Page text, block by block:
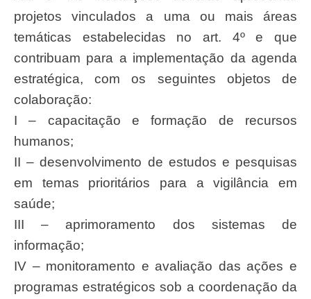
projetos vinculados a uma ou mais áreas
temáticas estabelecidas no art. 4º e que
contribuam para a implementação da agenda
estratégica, com os seguintes objetos de
colaboração:
I – capacitação e formação de recursos
humanos;
II – desenvolvimento de estudos e pesquisas
em temas prioritários para a vigilância em
saúde;
III – aprimoramento dos sistemas de
informação;
IV – monitoramento e avaliação das ações e
programas estratégicos sob a coordenação da